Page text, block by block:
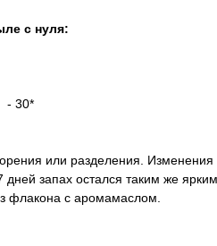
с нуля:
- 30*
или разделения. Изменения
запах остался таким же
флакона с аромамаслом.